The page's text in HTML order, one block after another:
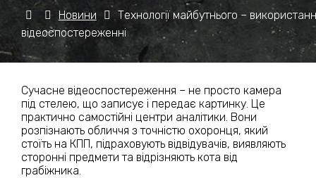
Новини
Технології майбутнього –
відеоспостереженні
Сучасне відеоспостереження – не просто камера
під стелею, що записує і передає картинку. Це
практично самостійні центри аналітики. Вони
розпізнають обличчя з точністю охоронця, який
стоїть на КПП, підраховують відвідувачів, виявляють
сторонні предмети та відрізняють кота від
грабіжника.